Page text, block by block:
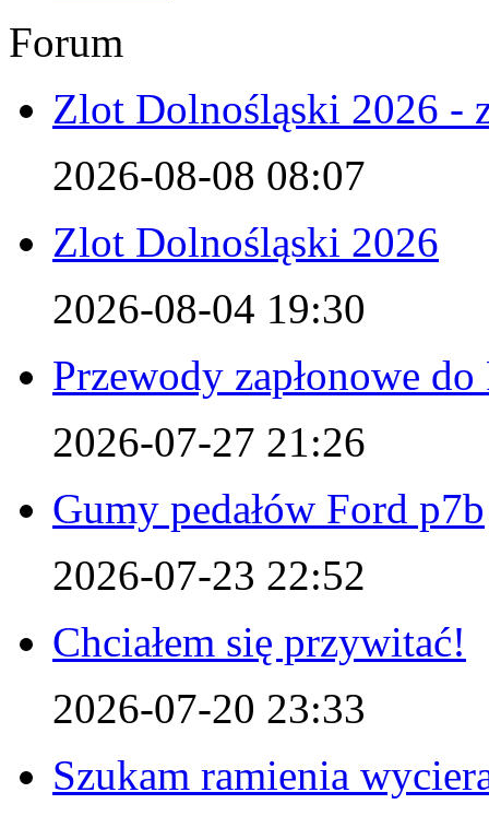
Forum
Zlot Dolnośląski 2026 -
2026-08-08 08:07
Zlot Dolnośląski 2026
2026-08-04 19:30
Przewody zapłonowe
2026-07-27 21:26
Gumy pedałów Ford p7b
2026-07-23 22:52
Chciałem się przywitać!
2026-07-20 23:33
Szukam ramienia